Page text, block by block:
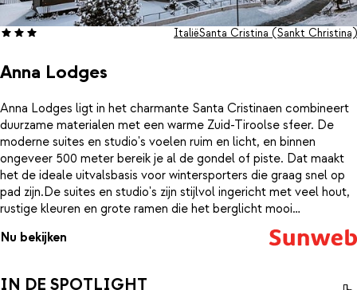
Anna Lodges
ItaliëSanta Cristina (Sankt Christina)
Anna Lodges ligt in het charmante Santa Cristinaen combineert
duurzame materialen met een warme Zuid-Tiroolse sfeer. De
moderne suites en studio's voelen ruim en licht, en binnen
ongeveer 500 meter bereik je al de gondel of piste. Dat maakt
het de ideale uitvalsbasis voor wintersporters die graag snel op
pad zijn.De suites en studio's zijn stijlvol ingericht met veel hout,
rustige kleuren en grote ramen die het berglicht mooi
binnenlaten. In sommige types geniet je zelfs van een privé
sauna, waar je na een koude dag in de sneeuw heerlijk opwarmt
parkeergarage maakt je verblijf extra comfortabel, zeker tijdens
Nu bekijken
IN DE SPOTLIGHT